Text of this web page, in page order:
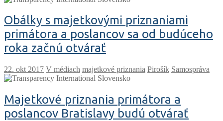
Obálky s majetkovými priznaniami
primátora a poslancov sa od budúceho
roka začnú otvárať
V médiach majetkové priznania Pirošík Samospráva
Majetkové priznania primátora a
poslancov Bratislavy budú otvárať